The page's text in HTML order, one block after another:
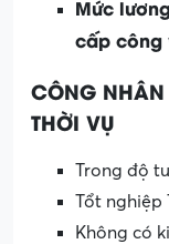
Mức
cấp công
CÔNG
THỜI VỤ
Trong độ
Tổt nghiệp
Không có